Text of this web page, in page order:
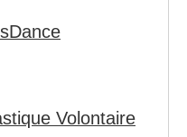
Volontaire